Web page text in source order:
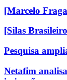
[Marcelo
[Silas
Pesquisa
Netafim